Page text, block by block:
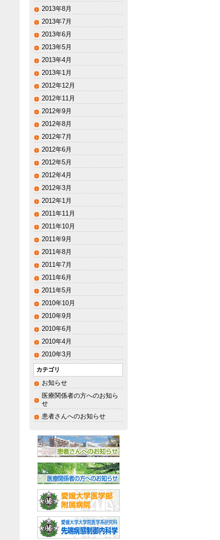
2013年8月
2013年7月
2013年6月
2013年5月
2013年4月
2013年1月
2012年12月
2012年11月
2012年9月
2012年8月
2012年7月
2012年6月
2012年5月
2012年4月
2012年3月
2012年1月
2011年11月
2011年10月
2011年9月
2011年8月
2011年7月
2011年6月
2011年5月
2010年10月
2010年9月
2010年6月
2010年4月
2010年3月
カテゴリ
お知らせ
医療関係者の方へのお知ら
せ
患者さんへのお知らせ